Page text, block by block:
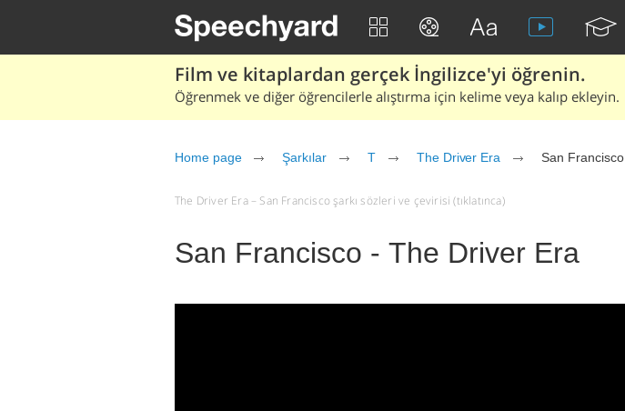
Film ve kitaplardan gerçek İngilizce'yi öğrenin.
Öğrenmek ve diğer öğrencilerle alıştırma için kelime veya kalıp ekleyin.
Home page Şarkılar T The Driver Era San Francisco
The Driver Era – San Francisco şarkı sözleri ve çevirisi (tıklatınca)
San Francisco - The Driver Era